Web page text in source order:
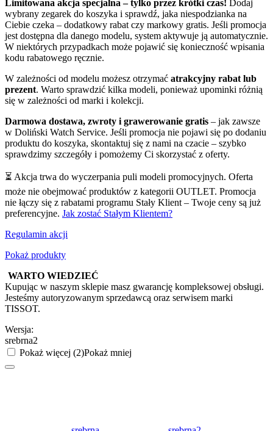
Limitowana akcja specjalna – tylko przez krótki czas! Dodaj
wybrany zegarek do koszyka i sprawdź, jaka niespodzianka na
Ciebie czeka – dodatkowy rabat czy markowy gratis. Jeśli promocja
jest dostępna dla danego modelu, system aktywuje ją automatycznie.
W niektórych przypadkach może pojawić się konieczność wpisania
kodu rabatowego ręcznie.
W zależności od modelu możesz otrzymać atrakcyjny rabat lub
prezent. Warto sprawdzić kilka modeli, ponieważ upominki różnią
się w zależności od marki i kolekcji.
Darmowa dostawa, zwroty i grawerowanie gratis – jak zawsze
w Doliński Watch Service. Jeśli promocja nie pojawi się po dodaniu
produktu do koszyka, skontaktuj się z nami na czacie – szybko
sprawdzimy szczegóły i pomożemy Ci skorzystać z oferty.
⏳ Akcja trwa do wyczerpania puli modeli promocyjnych. Oferta
może nie obejmować produktów z kategorii OUTLET. Promocja
nie łączy się z rabatami programu Stały Klient – Twoje ceny są już
preferencyjne. Jak zostać Stałym Klientem?
Regulamin akcji
Pokaż produkty
WARTO WIEDZIEĆ
Kupując w naszym sklepie masz gwarancję kompleksowej obsługi.
Jesteśmy autoryzowanym sprzedawcą oraz serwisem marki
TISSOT.
Wersja:
srebrna2
Pokaż więcej (2)Pokaż mniej